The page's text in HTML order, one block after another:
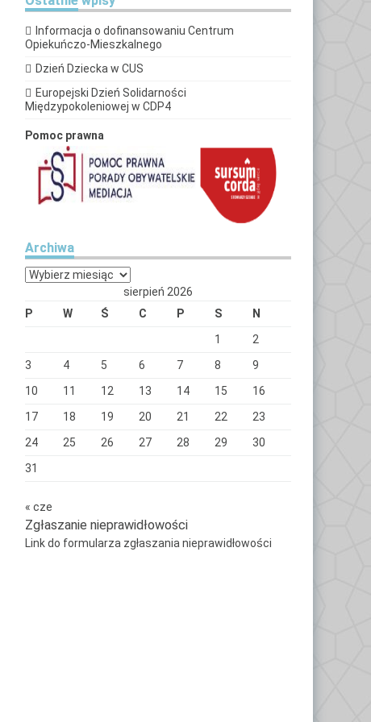
Informacja o dofinansowaniu Centrum
Opiekuńczo-Mieszkalnego
Dzień Dziecka w CUS
Europejski Dzień Solidarności
Międzypokoleniowej w CDP4
Pomoc prawna
Archiwa
Archiwa
sierpień 2026
P
W Ś C P S
N
1
2
3
4 5 6 7 8
9
10
11 12 13 14 15
16
17
18 19 20 21 22
23
24
25 26 27 28 29
30
31
« cze
Zgłaszanie nieprawidłowości
Link do formularza zgłaszania nieprawidłowości